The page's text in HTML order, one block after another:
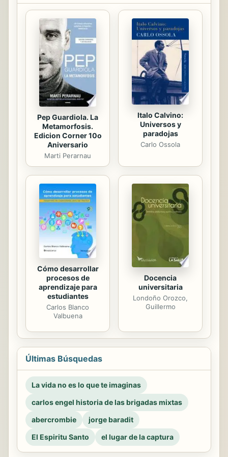
en el sofá? Si quieres afrontar todas
estas preguntas con garantías de
éxito, este libro está diseñado para
ti, porque con el método de la
ultraproductividad podrás elevar tus
índices de productividad hasta
donde desees y hacer el trabajo
que...
Pep Guardiola. La
Metamorfosis.
Edicion Corner 10o
Aniversario
Marti Perarnau
Italo Calvino:
Universos y
paradojas
Carlo Ossola
Cómo desarrollar
procesos de
aprendizaje para
estudiantes
Carlos Blanco
Valbuena
Docencia
universitaria
Londoño Orozco,
Guillermo
Últimas Búsquedas
La vida no es lo que te imaginas
carlos engel historia de las brigadas mixtas
abercrombie
jorge baradit
El Espiritu Santo
el lugar de la captura